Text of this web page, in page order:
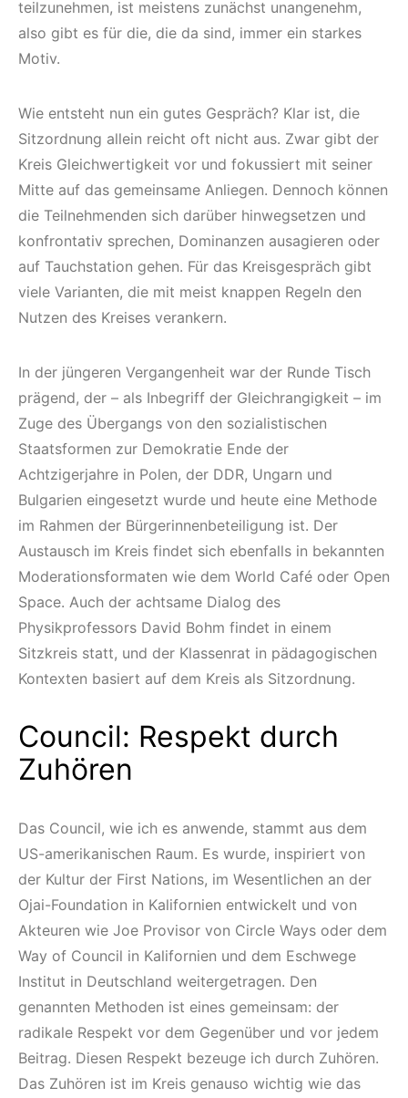
teilzunehmen, ist meistens zunächst unangenehm,
also gibt es für die, die da sind, immer ein starkes
Motiv.
Wie entsteht nun ein gutes Gespräch? Klar ist, die
Sitzordnung allein reicht oft nicht aus. Zwar gibt der
Kreis Gleichwertigkeit vor und fokussiert mit seiner
Mitte auf das gemeinsame Anliegen. Dennoch können
die Teilnehmenden sich darüber hinwegsetzen und
konfrontativ sprechen, Dominanzen ausagieren oder
auf Tauchstation gehen. Für das Kreisgespräch gibt
viele Varianten, die mit meist knappen Regeln den
Nutzen des Kreises verankern.
In der jüngeren Vergangenheit war der Runde Tisch
prägend, der – als Inbegriff der Gleichrangigkeit – im
Zuge des Übergangs von den sozialistischen
Staatsformen zur Demokratie Ende der
Achtzigerjahre in Polen, der DDR, Ungarn und
Bulgarien eingesetzt wurde und heute eine Methode
im Rahmen der Bürgerinnenbeteiligung ist. Der
Austausch im Kreis findet sich ebenfalls in bekannten
Moderationsformaten wie dem World Café oder Open
Space. Auch der achtsame Dialog des
Physikprofessors David Bohm findet in einem
Sitzkreis statt, und der Klassenrat in pädagogischen
Kontexten basiert auf dem Kreis als Sitzordnung.
Council: Respekt durch
Zuhören
Das Council, wie ich es anwende, stammt aus dem
US-amerikanischen Raum. Es wurde, inspiriert von
der Kultur der First Nations, im Wesentlichen an der
Ojai-Foundation in Kalifornien entwickelt und von
Akteuren wie Joe Provisor von Circle Ways oder dem
Way of Council in Kalifornien und dem Eschwege
Institut in Deutschland weitergetragen. Den
genannten Methoden ist eines gemeinsam: der
radikale Respekt vor dem Gegenüber und vor jedem
Beitrag. Diesen Respekt bezeuge ich durch Zuhören.
Das Zuhören ist im Kreis genauso wichtig wie das